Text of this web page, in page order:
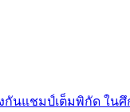
นแชมป์เต็มพิกัด ในศึ